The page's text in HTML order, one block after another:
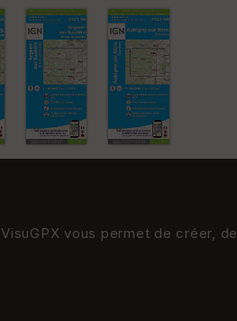
VisuGPX vous permet de créer,